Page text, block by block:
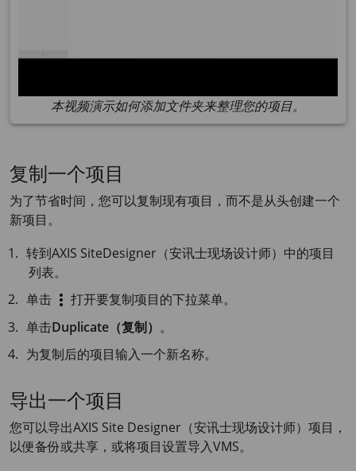
本视频演示如何添加文件夹来整理您的项目。
复制一个项目
为了节省时间，您可以复制现有项目，而不是从头创建一个
新项目。
转到AXIS SiteDesigner（安讯士现场设计师）中的项目
列表。
单击
打开要复制项目的下拉菜单。
单击Duplicate（复制） 。
为复制后的项目输入一个新名称。
导出一个项目
您可以导出AXIS Site Designer（安讯士现场设计师）项目，
以便备份或共享，或将项目设置导入VMS。